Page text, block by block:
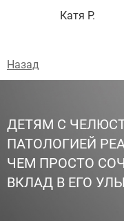
Катя Р.
Назад
ДЕТЯМ С
ПАТОЛОГИЕЙ
ЧЕМ ПРОСТО
ВКЛАД В ЕГО